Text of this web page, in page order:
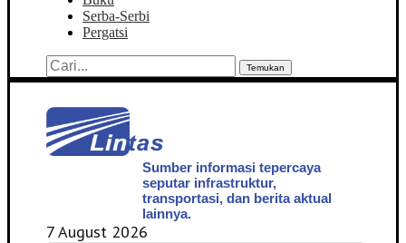
Serba-Serbi
Pergatsi
Temukan
Sumber informasi tepercaya
seputar infrastruktur,
transportasi, dan berita aktual
lainnya.
7 August 2026